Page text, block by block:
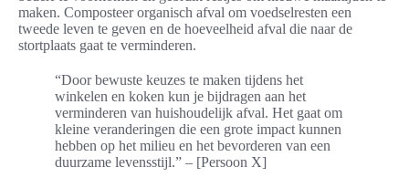
maken. Composteer organisch afval om voedselresten een
tweede leven te geven en de hoeveelheid afval die naar de
stortplaats gaat te verminderen.
“Door bewuste keuzes te maken tijdens het
winkelen en koken kun je bijdragen aan het
verminderen van huishoudelijk afval. Het gaat om
kleine veranderingen die een grote impact kunnen
hebben op het milieu en het bevorderen van een
duurzame levensstijl.” – [Persoon X]